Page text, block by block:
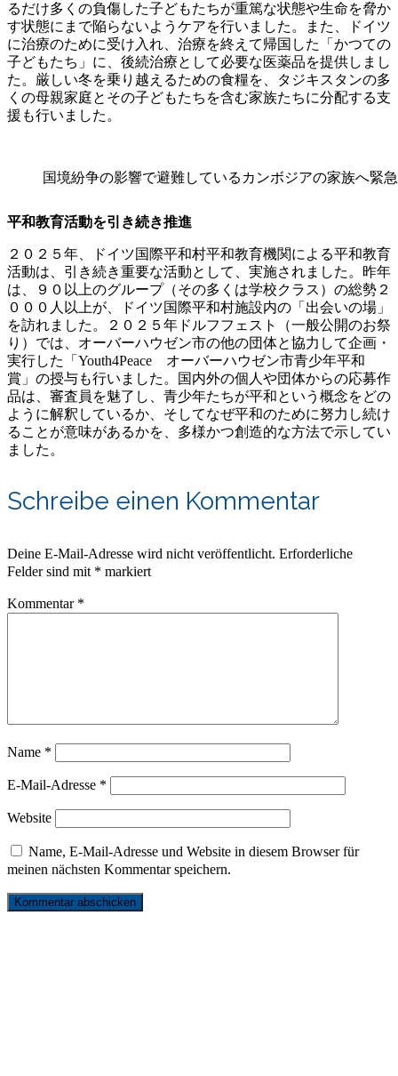
るだけ多くの負傷した子どもたちが重篤な状態や生命を脅か
す状態にまで陥らないようケアを行いました。また、ドイツ
に治療のために受け入れ、治療を終えて帰国した「かつての
子どもたち」に、後続治療として必要な医薬品を提供しまし
た。厳しい冬を乗り越えるための食糧を、タジキスタンの多
くの母親家庭とその子どもたちを含む家族たちに分配する支
援も行いました。
国境紛争の影響で避難しているカンボジアの家族へ緊
平和教育活動を引き続き推進
２０２５年、ドイツ国際平和村平和教育機関による平和教育
活動は、引き続き重要な活動として、実施されました。昨年
は、９０以上のグループ（その多くは学校クラス）の総勢２
０００人以上が、ドイツ国際平和村施設内の「出会いの場」
を訪れました。２０２５年ドルフフェスト（一般公開のお祭
り）では、オーバーハウゼン市の他の団体と協力して企画・
実行した「Youth4Peace オーバーハウゼン市青少年平和
賞」の授与も行いました。国内外の個人や団体からの応募作
品は、審査員を魅了し、青少年たちが平和という概念をどの
ように解釈しているか、そしてなぜ平和のために努力し続け
ることが意味があるかを、多様かつ創造的な方法で示してい
ました。
Schreibe einen Kommentar
Deine E-Mail-Adresse wird nicht veröffentlicht. Erforderliche
Felder sind mit * markiert
Kommentar *
Name *
E-Mail-Adresse *
Website
Name, E-Mail-Adresse und Website in diesem Browser für
meinen nächsten Kommentar speichern.